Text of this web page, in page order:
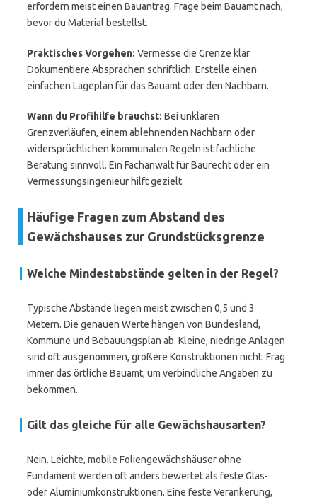
erfordern meist einen Bauantrag. Frage beim Bauamt nach,
bevor du Material bestellst.
Praktisches Vorgehen: Vermesse die Grenze klar.
Dokumentiere Absprachen schriftlich. Erstelle einen
einfachen Lageplan für das Bauamt oder den Nachbarn.
Wann du Profihilfe brauchst: Bei unklaren
Grenzverläufen, einem ablehnenden Nachbarn oder
widersprüchlichen kommunalen Regeln ist fachliche
Beratung sinnvoll. Ein Fachanwalt für Baurecht oder ein
Vermessungsingenieur hilft gezielt.
Häufige Fragen zum Abstand des
Gewächshauses zur Grundstücksgrenze
Welche Mindestabstände gelten in der Regel?
Typische Abstände liegen meist zwischen 0,5 und 3
Metern. Die genauen Werte hängen von Bundesland,
Kommune und Bebauungsplan ab. Kleine, niedrige Anlagen
sind oft ausgenommen, größere Konstruktionen nicht. Frag
immer das örtliche Bauamt, um verbindliche Angaben zu
bekommen.
Gilt das gleiche für alle Gewächshausarten?
Nein. Leichte, mobile Foliengewächshäuser ohne
Fundament werden oft anders bewertet als feste Glas-
oder Aluminiumkonstruktionen. Eine feste Verankerung,